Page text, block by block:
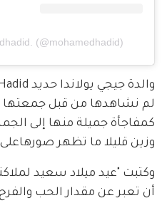
(@mohamedhadid)
لم نشاهدها من قبل جمعتها
كمفاجأة جميلة منها إلى
وزين قليلا ما تظهر
وكتبت "عيد ميلاد سعيد
أن تعبر عن مقدار الحب